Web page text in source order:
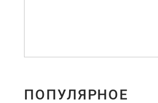
ПОПУЛЯРНОЕ